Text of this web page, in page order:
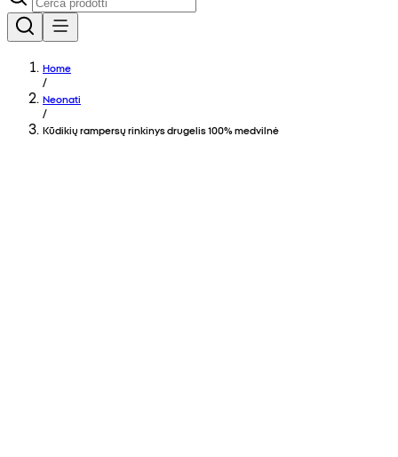
Home
/
Neonati
/
Kūdikių rampersų rinkinys drugelis 100% medvilnė